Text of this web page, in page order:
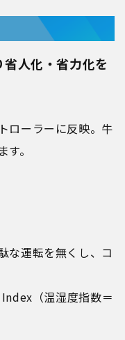
人化・省力化を
ローラーに反映。牛
。
な運転を無くし、コ
（温湿度指数＝